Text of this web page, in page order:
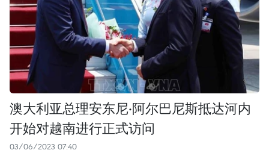
澳大利亚总理安东尼·阿尔巴尼斯抵达河内
开始对越南进行正式访问
03/06/2023 07:40